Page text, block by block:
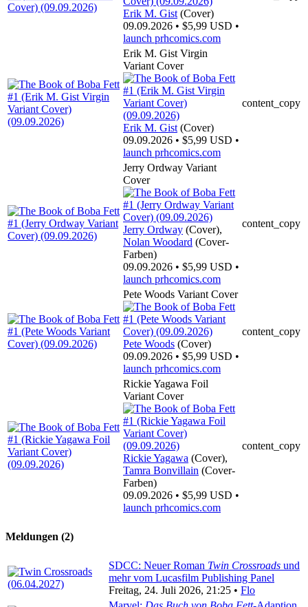
Erik M. Gist (Cover)
09.09.2026 • $5,99 USD •
launch prhcomics.com
Erik M. Gist Virgin
Variant Cover
Erik M. Gist (Cover)
09.09.2026 • $5,99 USD •
launch prhcomics.com
content_copy
Jerry Ordway Variant
Cover
Jerry Ordway (Cover),
Nolan Woodard (Cover-
Farben)
09.09.2026 • $5,99 USD •
launch prhcomics.com
content_copy
Pete Woods Variant Cover
Pete Woods (Cover)
09.09.2026 • $5,99 USD •
launch prhcomics.com
content_copy
Rickie Yagawa Foil
Variant Cover
Rickie Yagawa (Cover),
Tamra Bonvillain (Cover-
Farben)
09.09.2026 • $5,99 USD •
launch prhcomics.com
content_copy
Meldungen (2)
SDCC: Neuer Roman Twin Crossroads und
mehr vom Lucasfilm Publishing Panel
Freitag, 24. Juli 2026, 21:25 • Flo